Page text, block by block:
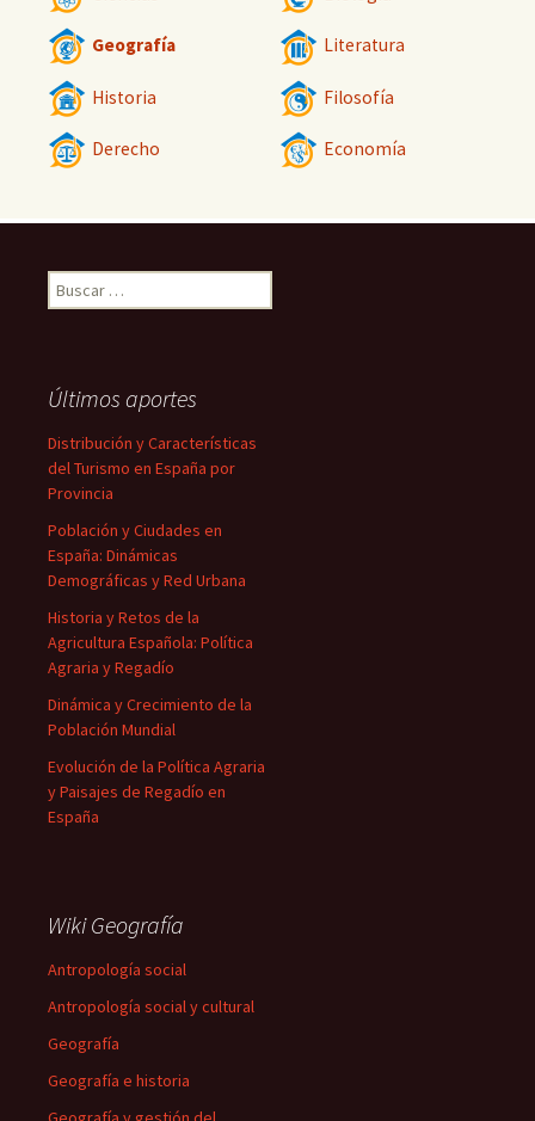
Geografía Literatura
Historia Filosofía
Derecho Economía
Buscar:
Últimos aportes
Distribución y Características
del Turismo en España por
Provincia
Población y Ciudades en
España: Dinámicas
Demográficas y Red Urbana
Historia y Retos de la
Agricultura Española: Política
Agraria y Regadío
Dinámica y Crecimiento de la
Población Mundial
Evolución de la Política Agraria
y Paisajes de Regadío en
España
Wiki Geografía
Antropología social
Antropología social y cultural
Geografía
Geografía e historia